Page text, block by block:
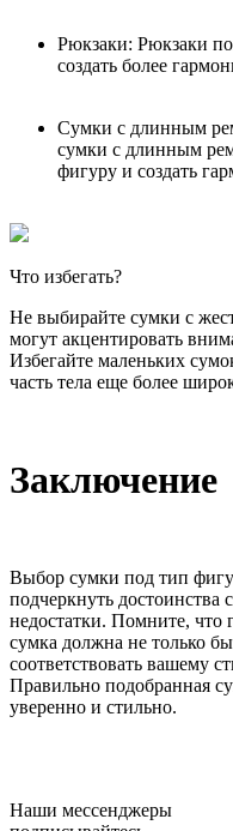
Рюкзаки: Рюкзаки
создать более
Сумки с длинным
сумки с длинным
фигуру и создать
Что избегать?
Не выбирайте сумки с
могут акцентировать
Избегайте маленьких
часть тела еще более
Заключение
Выбор сумки под тип
подчеркнуть
недостатки. Помните, что
сумка должна не только
соответствовать вашему
Правильно подобранная
уверенно и стильно.
Наши мессенджеры